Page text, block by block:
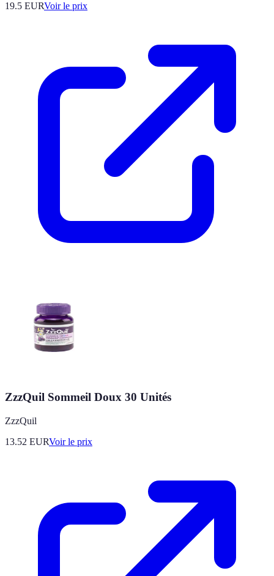
19.5 EURVoir le prix
ZzzQuil Sommeil Doux 30 Unités
ZzzQuil
13.52 EURVoir le prix